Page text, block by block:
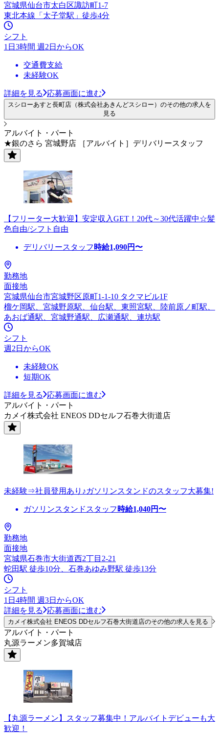
宮城県仙台市太白区諏訪町1-7
東北本線「太子堂駅」徒歩4分
シフト
1日3時間 週2日からOK
交通費支給
未経験OK
詳細を見る 応募画面に進む
スシローあすと長町店（株式会社あきんどスシロー）のその他の求人を
見る
アルバイト・パート
★銀のさら 宮城野店 ［アルバイト］デリバリースタッフ
【フリーター大歓迎】安定収入GET！20代～30代活躍中☆髪
色自由/シフト自由
デリバリースタッフ 時給1,090円〜
勤務地
面接地
宮城県仙台市宮城野区原町1-1-10 タクマビル1F
榴ケ岡駅、宮城野原駅、仙台駅、東照宮駅、陸前原ノ町駅、
あおば通駅、宮城野通駅、広瀬通駅、連坊駅
シフト
週2日からOK
未経験OK
短期OK
詳細を見る
応募画面に進む
アルバイト・パート
カメイ株式会社 ENEOS DDセルフ石巻大街道店
未経験⇒社員登用あり♪ガソリンスタンドのスタッフ大募集!
ガソリンスタンドスタッフ 時給1,040円〜
勤務地
面接地
宮城県石巻市大街道西2丁目2-21
蛇田駅 徒歩10分、石巻あゆみ野駅 徒歩13分
シフト
1日4時間 週3日からOK
詳細を見る
応募画面に進む
カメイ株式会社 ENEOS DDセルフ石巻大街道店のその他の求人を見る
アルバイト・パート
丸源ラーメン多賀城店
【丸源ラーメン】スタッフ募集中！アルバイトデビューも大
歓迎！